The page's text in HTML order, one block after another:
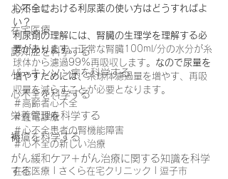
お知らせ
在宅医療
認知症を科学する
パーキンソン病を科学する
心不全を科学する
栄養管理を科学する
褥瘡を科学する
がん緩和ケア＋がん治療に関する知識を科学
する
心不全における利尿薬の使い方はどうすればよ
い？
利尿剤の理解には、腎臓の生理学を理解する必
要があります。正常な腎臓100ml/分の水分が糸
球体から濾過99%再吸収します。 なので尿量を
増やすためには、糸球体濾過量を増やす、再吸
収量を減らすことが必要となります。
＃高齢者心不全
＃在宅診療
＃心不全患者の腎機能障害
＃心不全の新しい治療
在宅医療 | さくら在宅クリニック | 逗子市